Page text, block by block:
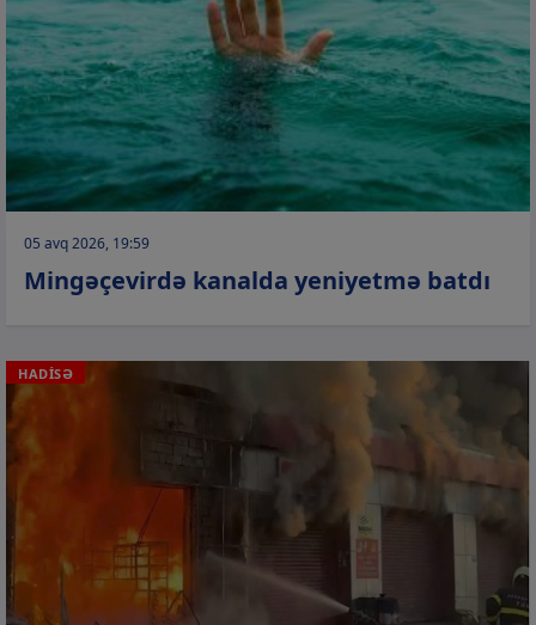
05 avq 2026, 19:59
Mingəçevirdə kanalda yeniyetmə batdı
HADİSƏ